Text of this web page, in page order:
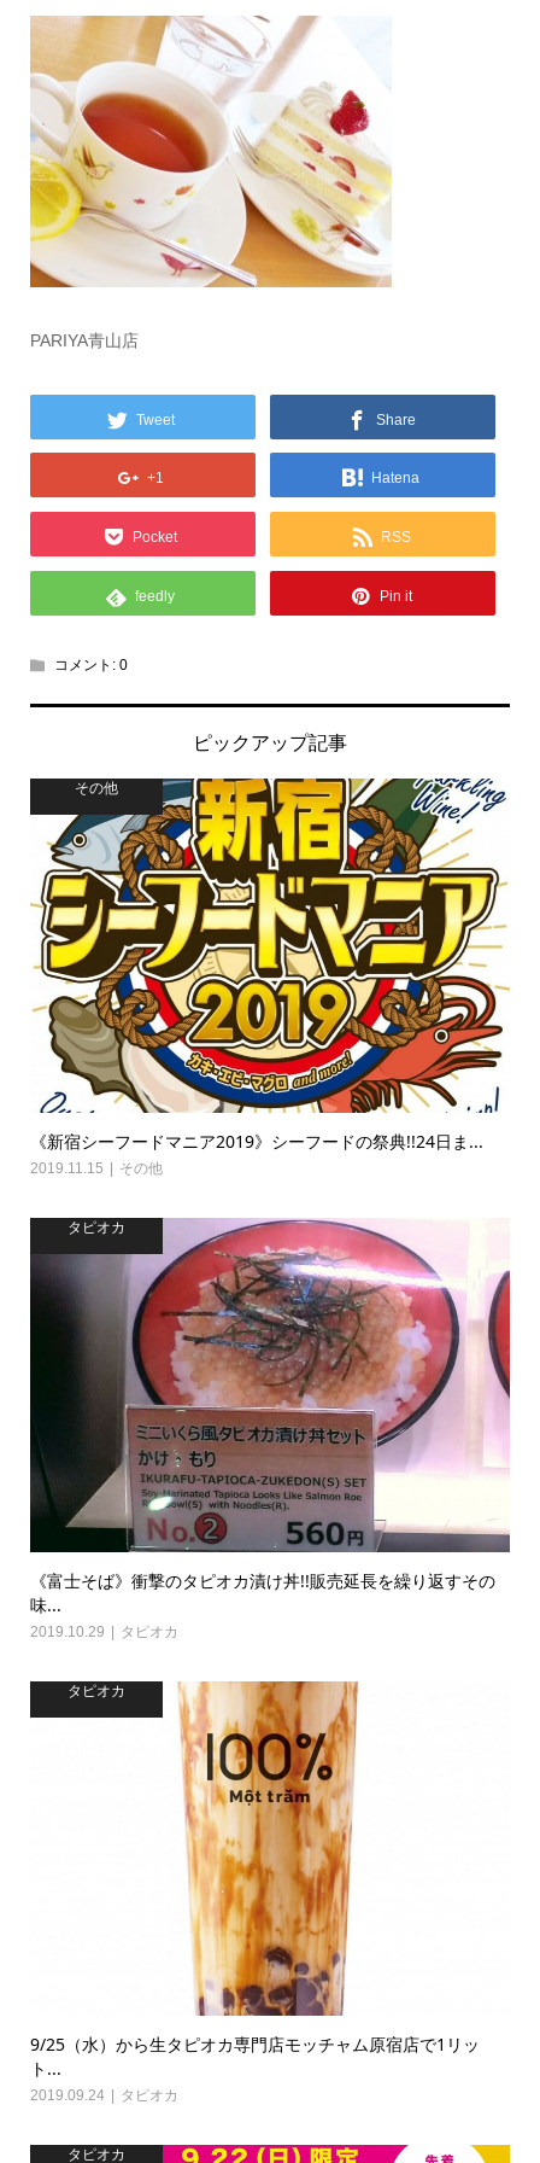
PARIYA青山店
Tweet Share
+1 Hatena
Pocket RSS
feedly Pin it
コメント: 0
ピックアップ記事
その他
《新宿シーフードマニア2019》シーフードの祭典!!24日ま...
2019.11.15 その他
タピオカ
《富士そば》衝撃のタピオカ漬け丼!!販売延長を繰り返すその
味...
2019.10.29 タピオカ
タピオカ
9/25（水）から生タピオカ専門店モッチャム原宿店で1リッ
ト...
2019.09.24 タピオカ
タピオカ